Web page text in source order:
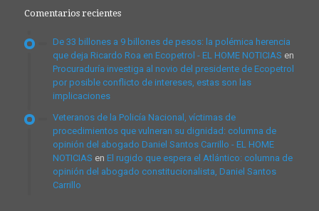
Comentarios recientes
De 33 billones a 9 billones de pesos: la polémica herencia
que deja Ricardo Roa en Ecopetrol - EL HOME NOTICIAS en
Procuraduría investiga al novio del presidente de Ecopetrol
por posible conflicto de intereses, estas son las
implicaciones
Veteranos de la Policía Nacional, víctimas de
procedimientos que vulneran su dignidad: columna de
opinión del abogado Daniel Santos Carrillo - EL HOME
NOTICIAS en El rugido que espera el Atlántico: columna de
opinión del abogado constitucionalista, Daniel Santos
Carrillo